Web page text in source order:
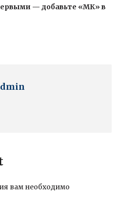
— добавьте «МК» в
вам необходимо